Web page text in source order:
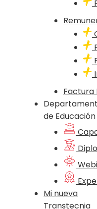
Factura
de Educación
Mi nueva
Transtecnia